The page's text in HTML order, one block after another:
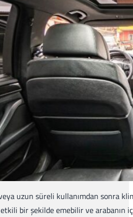
uzun süreli kullanımdan sonra
bir şekilde emebilir ve arabanın